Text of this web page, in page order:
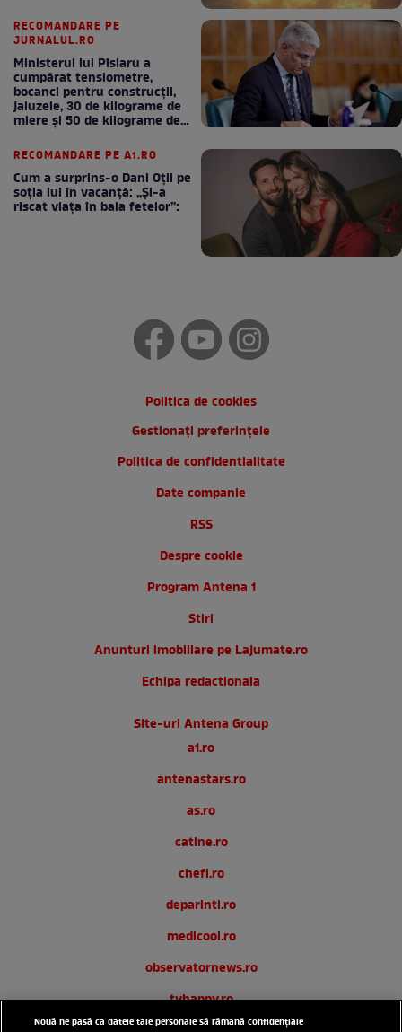
RECOMANDARE PE
JURNALUL.RO
Ministerul lui Pîslaru a
cumpărat tensiometre,
bocanci pentru construcții,
jaluzele, 30 de kilograme de
miere și 50 de kilograme de
RECOMANDARE PE A1.RO
Cum a surprins-o Dani Oțil pe
soția lui în vacanță: „Și-a
riscat viața în baia fetelor”:
Politica de cookies
Gestionați preferințele
Politica de confidentialitate
Date companie
RSS
Despre cookie
Program Antena 1
Stiri
Anunturi imobiliare pe Lajumate.ro
Echipa redactionala
Site-uri Antena Group
a1.ro
antenastars.ro
as.ro
catine.ro
chefi.ro
deparinti.ro
medicool.ro
observatornews.ro
tvhappy.ro
Nouă ne pasă ca datele tale personale să rămână confidențiale